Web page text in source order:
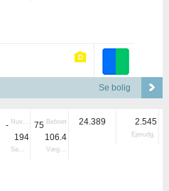
Se bolig
- Nuvær.
194
Samlet
75 Beboet
106.4
Vægtet
24.389 2.545
Ejerudg.